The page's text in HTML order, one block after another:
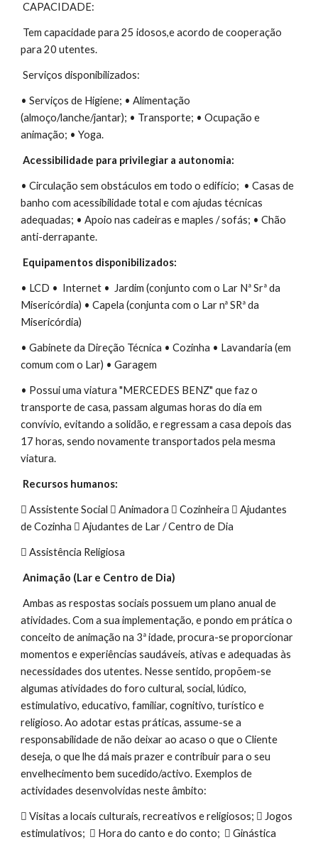
CAPACIDADE:
Tem capacidade para 25 idosos,e acordo de cooperação
para 20 utentes.
Serviços disponibilizados:
• Serviços de Higiene; • Alimentação
(almoço/lanche/jantar); • Transporte; • Ocupação e
animação; • Yoga.
Acessibilidade para privilegiar a autonomia:
• Circulação sem obstáculos em todo o edifício; • Casas de
banho com acessibilidade total e com ajudas técnicas
adequadas; • Apoio nas cadeiras e maples / sofás; • Chão
anti-derrapante.
Equipamentos disponibilizados:
• LCD • Internet • Jardim (conjunto com o Lar Nª Srª da
Misericórdia) • Capela (conjunta com o Lar nª SRª da
Misericórdia)
• Gabinete da Direção Técnica • Cozinha • Lavandaria (em
comum com o Lar) • Garagem
• Possui uma viatura "MERCEDES BENZ" que faz o
transporte de casa, passam algumas horas do dia em
convívio, evitando a solidão, e regressam a casa depois das
17 horas, sendo novamente transportados pela mesma
viatura.
Recursos humanos:
 Assistente Social  Animadora  Cozinheira  Ajudantes
de Cozinha  Ajudantes de Lar / Centro de Dia
 Assistência Religiosa
Animação (Lar e Centro de Dia)
Ambas as respostas sociais possuem um plano anual de
atividades. Com a sua implementação, e pondo em prática o
conceito de animação na 3ª idade, procura-se proporcionar
momentos e experiências saudáveis, ativas e adequadas às
necessidades dos utentes. Nesse sentido, propõem-se
algumas atividades do foro cultural, social, lúdico,
estimulativo, educativo, familiar, cognitivo, turístico e
religioso. Ao adotar estas práticas, assume-se a
responsabilidade de não deixar ao acaso o que o Cliente
deseja, o que lhe dá mais prazer e contribuir para o seu
envelhecimento bem sucedido/activo. Exemplos de
actividades desenvolvidas neste âmbito:
 Visitas a locais culturais, recreativos e religiosos;  Jogos
estimulativos;  Hora do canto e do conto;  Ginástica